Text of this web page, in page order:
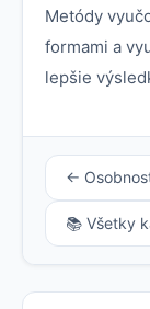
Metódy
formami a
lepšie
←
📚 Všetky